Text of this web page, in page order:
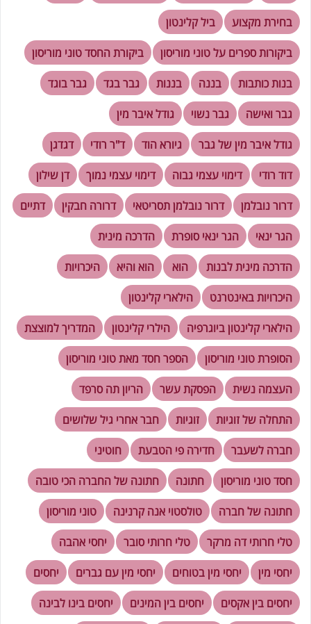
בחירת מקצוע
ביל קלינטון
ביקורות ספרים על טוני מוריסון
ביקורת החסד טוני מוריסון
בנות כותבות
בננה בננות גבר בגד
גבר בוגד
גבר ואישה
גבר נשוי
גודל איבר מין
גודל איבר מין של גבר
גיורא הוד ד"ר רודי
דגדגן
דוד רודי
דימוי עצמי גבוה דימוי עצמי נמוך
דן שילון
דרור נובלמן
דרור נובלמן תסריטאי דרורה חבקין
דתיים
הגר ינאי
הגר ינאי סופרת
הדרכה מינית
הדרכה מינית לבנות
הוא הוא והיא
היכרויות
היכרויות באינטרנט
הילארי קלינטון
הילארי קלינטון ביוגרפיה
הילרי קלינטון
המדריך למוצצת
הסופרת טוני מוריסון
הספר חסד מאת טוני מוריסון
העצמה נשית
הפסקת עשר
הריון תה סרפד
התחלה של זוגיות
זוגיות
חבר אחרי גיל שלושים
חברה לשעבר
חדירה פי הטבעת
חוטיני
חסד טוני מוריסון
חתונה
חתונה של החברה הכי טובה
חתונה של חברה
טולסטוי אנה קרנינה
טוני מוריסון
טלי חרותי דה מרקר
טלי חרותי סובר
יחסי אהבה
יחסי מין
יחסי מין בטוחים יחסי מין עם גברים
יחסים
יחסים בין אקסים
יחסים בין המינים
יחסים בינו לבינה